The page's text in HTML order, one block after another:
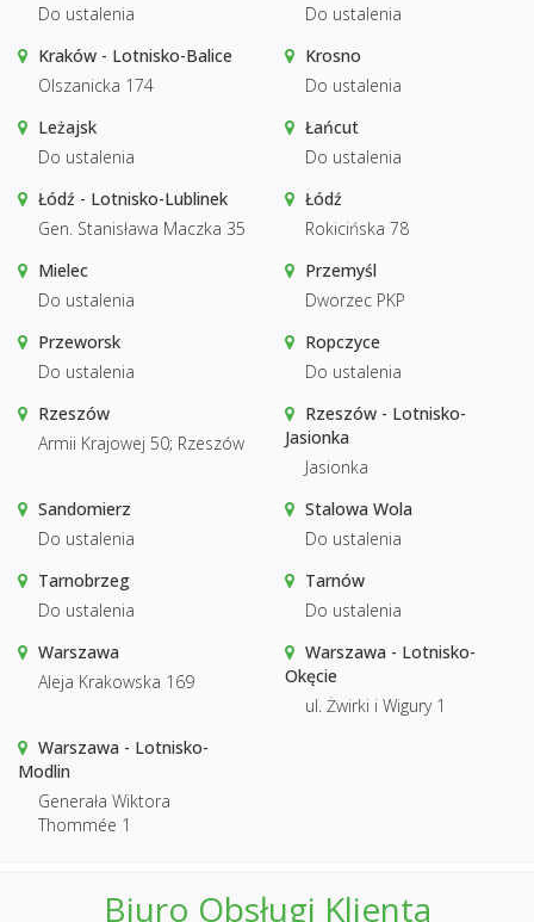
Do ustalenia
Do ustalenia
Kraków - Lotnisko-Balice
Olszanicka 174
Krosno
Do ustalenia
Leżajsk
Do ustalenia
Łańcut
Do ustalenia
Łódź - Lotnisko-Lublinek
Gen. Stanisława Maczka 35
Łódź
Rokicińska 78
Mielec
Do ustalenia
Przemyśl
Dworzec PKP
Przeworsk
Do ustalenia
Ropczyce
Do ustalenia
Rzeszów
Armii Krajowej 50; Rzeszów
Rzeszów - Lotnisko-
Jasionka
Jasionka
Sandomierz
Do ustalenia
Stalowa Wola
Do ustalenia
Tarnobrzeg
Do ustalenia
Tarnów
Do ustalenia
Warszawa
Aleja Krakowska 169
Warszawa - Lotnisko-
Okęcie
ul. Żwirki i Wigury 1
Warszawa - Lotnisko-
Modlin
Generała Wiktora
Thommée 1
Biuro Obsługi Klienta